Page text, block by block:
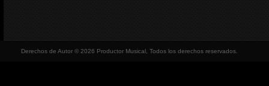
Derechos de Autor © 2026 Productor Musical, Todos los derechos reservados.